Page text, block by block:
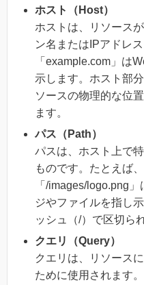
ホスト（Host）
ホストは、リソース
ン名またはIPアドレ
「example.com」は
示します。ホスト部
ソースの物理的な位
ます。
パス（Path）
パスは、ホスト上で
ものです。たとえば
「/images/logo.png
ジやファイルを指し
ッシュ（/）で区切ら
クエリ（Query）
クエリは、リソース
ために使用されます。